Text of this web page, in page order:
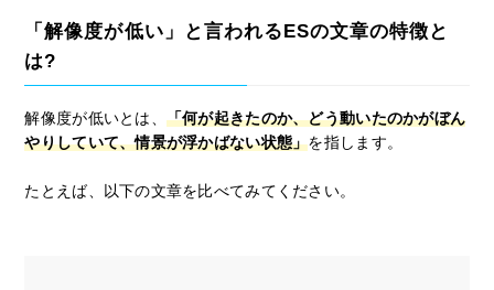
「解像度が低い」と言われるESの文章の特徴と
は?
解像度が低いとは、 「何が起きたのか、どう動いたのかがぼん
やりしていて、情景が浮かばない状態」を指します。
たとえば、以下の文章を比べてみてください。